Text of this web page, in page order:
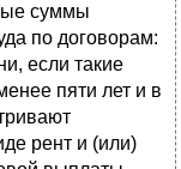
суммы
по договорам:
если такие
пяти лет и в
рент и (или)